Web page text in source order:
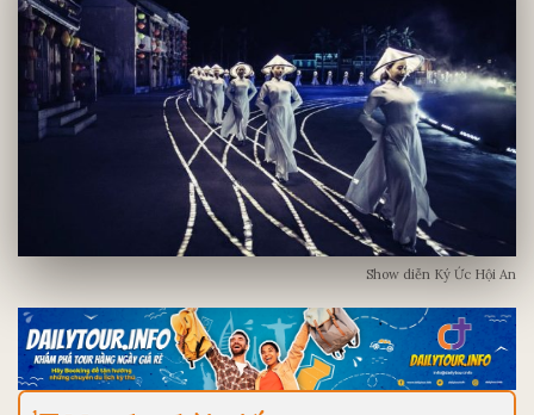
Show diễn Ký Ức Hội An